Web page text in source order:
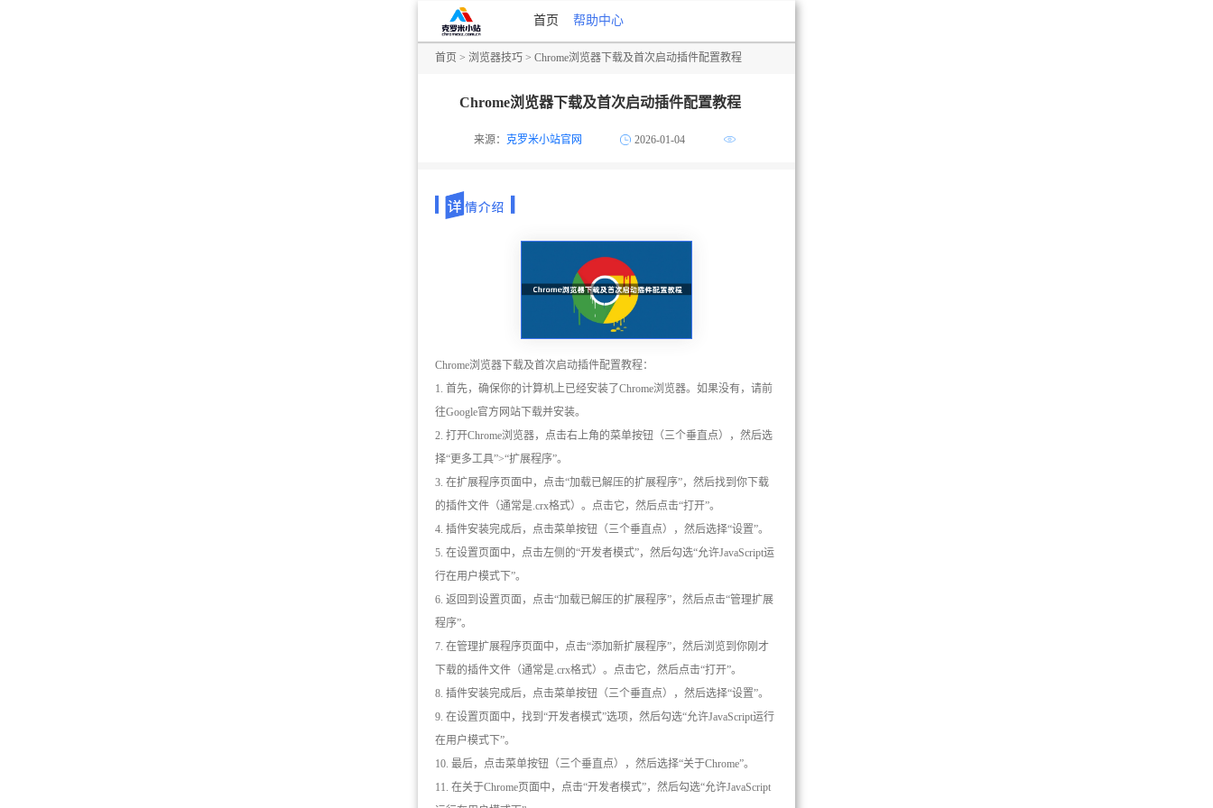
首页 帮助中心
首页 > 浏览器技巧 > Chrome浏览器下载及首次启动插件配置教程
Chrome浏览器下载及首次启动插件配置教程
来源： 克罗米小站官网 2026-01-04
Chrome浏览器下载及首次启动插件配置教程：
1. 首先，确保你的计算机上已经安装了Chrome浏览器。如果没有，请前
往Google官方网站下载并安装。
2. 打开Chrome浏览器，点击右上角的菜单按钮（三个垂直点），然后选
择“更多工具”>“扩展程序”。
3. 在扩展程序页面中，点击“加载已解压的扩展程序”，然后找到你下载
的插件文件（通常是.crx格式）。点击它，然后点击“打开”。
4. 插件安装完成后，点击菜单按钮（三个垂直点），然后选择“设置”。
5. 在设置页面中，点击左侧的“开发者模式”，然后勾选“允许JavaScript运
行在用户模式下”。
6. 返回到设置页面，点击“加载已解压的扩展程序”，然后点击“管理扩展
程序”。
7. 在管理扩展程序页面中，点击“添加新扩展程序”，然后浏览到你刚才
下载的插件文件（通常是.crx格式）。点击它，然后点击“打开”。
8. 插件安装完成后，点击菜单按钮（三个垂直点），然后选择“设置”。
9. 在设置页面中，找到“开发者模式”选项，然后勾选“允许JavaScript运行
在用户模式下”。
10. 最后，点击菜单按钮（三个垂直点），然后选择“关于Chrome”。
11. 在关于Chrome页面中，点击“开发者模式”，然后勾选“允许JavaScript